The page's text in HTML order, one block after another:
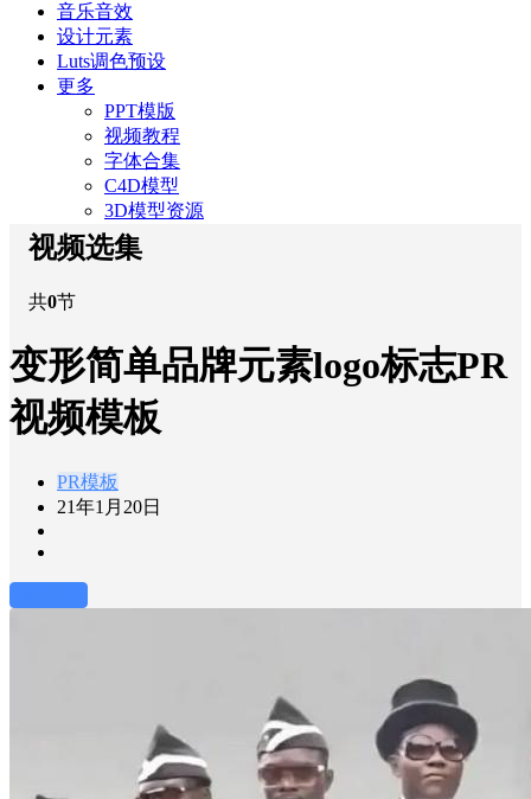
音乐音效
设计元素
Luts调色预设
更多
PPT模版
视频教程
字体合集
C4D模型
3D模型资源
视频选集
共0节
变形简单品牌元素logo标志PR
视频模板
PR模板
21年1月20日